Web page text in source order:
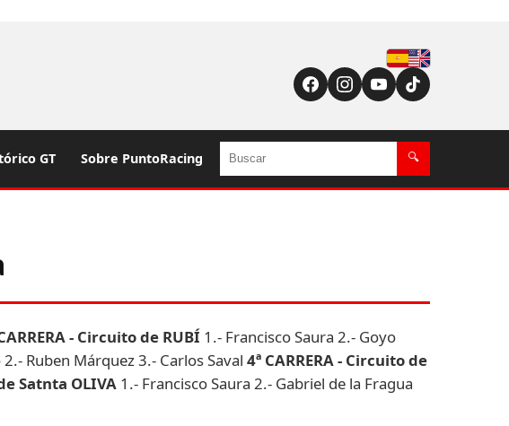
Español
English (US / UK)
GT Sobre PuntoRacing Buscar 🔍
- Circuito de RUBÍ 1.- Francisco Saura 2.- Goyo
Ruben Márquez 3.- Carlos Saval 4ª CARRERA - Circuito de
Satnta OLIVA 1.- Francisco Saura 2.- Gabriel de la Fragua